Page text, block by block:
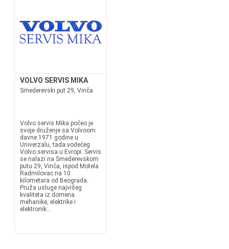
VOLVO SERVIS MIKA
Smederevski put 29, Vinča
Volvo servis Mika počeo je
svoje druženje sa Volvoom
davne 1971 godine u
Univerzalu, tada vodećeg
Volvo servisa u Evropi. Servis
se nalazi na Smederevskom
putu 29, Vinča, ispod Motela
Radmilovac na 10
kilometara od Beograda.
Pruža usluge najvišeg
kvaliteta iz domena
mehanike, elektrike i
elektronik...